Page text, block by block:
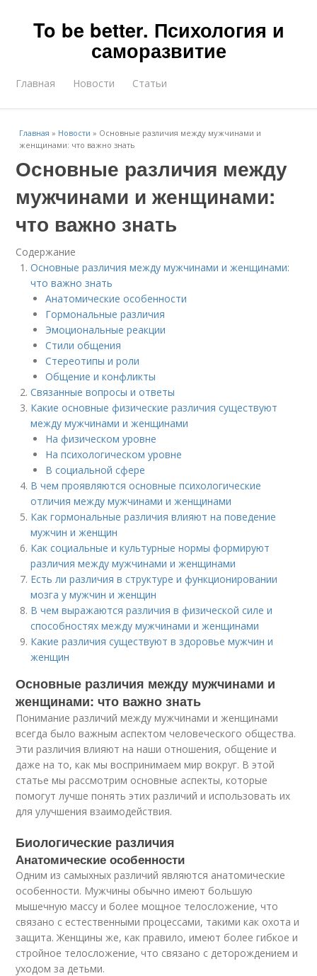
To be better. Психология и
саморазвитие
Главная Новости Статьи
Главная » Новости » Основные различия между мужчинами и
женщинами: что важно знать
Основные различия между
мужчинами и женщинами:
что важно знать
Содержание
Основные различия между мужчинами и женщинами:
что важно знать
Анатомические особенности
Гормональные различия
Эмоциональные реакции
Стили общения
Стереотипы и роли
Общение и конфликты
Связанные вопросы и ответы
Какие основные физические различия существуют
между мужчинами и женщинами
На физическом уровне
На психологическом уровне
В социальной сфере
В чем проявляются основные психологические
отличия между мужчинами и женщинами
Как гормональные различия влияют на поведение
мужчин и женщин
Как социальные и культурные нормы формируют
различия между мужчинами и женщинами
Есть ли различия в структуре и функционировании
мозга у мужчин и женщин
В чем выражаются различия в физической силе и
способностях между мужчинами и женщинами
Какие различия существуют в здоровье мужчин и
женщин
Основные различия между мужчинами и
женщинами: что важно знать
Понимание различий между мужчинами и женщинами
всегда было важным аспектом человеческого общества.
Эти различия влияют на наши отношения, общение и
даже на то, как мы воспринимаем мир вокруг. В этой
статье мы рассмотрим основные аспекты, которые
помогут лучше понять этих различий и использовать их
для улучшения взаимодействия.
Биологические различия
Анатомические особенности
Одним из самыхных различий являются анатомические
особенности. Мужчины обычно имеют большую
мышечную массу и более мощное телосложение, что
связано с естественными процессами, такими как охота и
защита. Женщины же, как правило, имеют более гибкое и
стройное телосложение, что связано с деторождением и
уходом за детьми.